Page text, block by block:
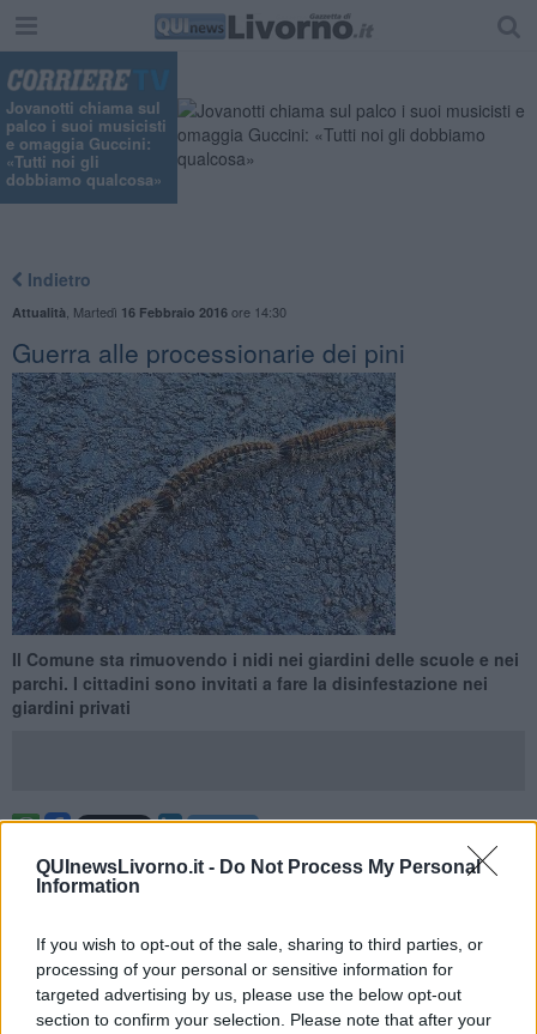
QUInewsLivorno.it - Do Not Process My Personal
Information
If you wish to opt-out of the sale, sharing to third parties, or
processing of your personal or sensitive information for
targeted advertising by us, please use the below opt-out
section to confirm your selection. Please note that after your
Jovanotti chiama sul
palco i suoi musicisti
e omaggia Guccini:
«Tutti noi gli
dobbiamo qualcosa»
Indietro
Attualità Martedì 16 Febbraio 2016ore 14:30
Guerra alle processionarie dei pini
Il Comune sta rimuovendo i nidi nei giardini delle scuole e nei
parchi. I cittadini sono invitati a fare la disinfestazione nei
giardini privati
LIVORNO —
Come ogni anno il Comune sta effettuando nei parchi, nei
processionarie, bruchi “urticanti” che proliferano sulle
conifere, soprattutto i pini. E, mentre procede l’intervento
pubblico, il Comune invita i cittadini a fare la stessa disinfestazione,
se vedessero i nidi, nei giardini privati in cui si trovano pini.